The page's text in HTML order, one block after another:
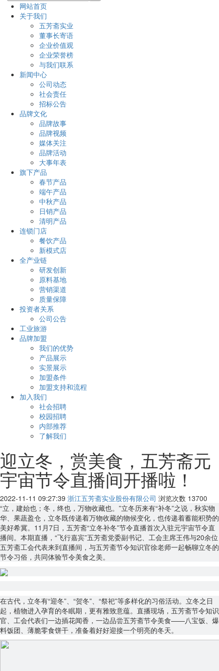
网站首页
关于我们
五芳斋实业
董事长寄语
企业价值观
企业荣誉榜
与我们联系
新闻中心
公司动态
社会责任
招标公告
品牌文化
品牌故事
品牌视频
媒体关注
品牌活动
大事年表
旗下产品
春节产品
端午产品
中秋产品
日销产品
清明产品
连锁门店
餐饮产品
新模式店
全产业链
研发创新
原料基地
营销渠道
质量保障
投资者关系
公司公告
工业旅游
品牌加盟
我们的优势
产品展示
实景展示
加盟条件
加盟支持和流程
加入我们
社会招聘
校园招聘
内部推荐
了解我们
迎立冬，赏美食，五芳斋元
宇宙节令直播间开播啦！
2022-11-11 09:27:39 浙江五芳斋实业股份有限公司 浏览次数 13700
“立，建始也；冬，终也，万物收藏也。”立冬历来有“补冬”之说，秋实物
华、果蔬盈仓，立冬既传递着万物收藏的物候变化，也传递着蓄能积势的
美好希冀。11月7日，五芳斋“立冬补冬”节令直播首次入驻元宇宙节令直
播间。本期直播，“飞行嘉宾”五芳斋党委副书记、工会主席王伟与20余位
五芳斋工会代表来到直播间，与五芳斋节令知识官徐老师一起畅聊立冬的
节令习俗，共同体验节令美食之美。
在古代，立冬有“迎冬”、“贺冬”、“祭祀”等多样化的习俗活动。立冬之日
起，植物进入孕育的冬眠期，更有雅致意蕴。直播现场，五芳斋节令知识
官、工会代表们一边插花闻香，一边品尝五芳斋节令美食——八宝饭、爆
料饭团、薄脆零食饼干，准备着好好迎接一个明亮的冬天。